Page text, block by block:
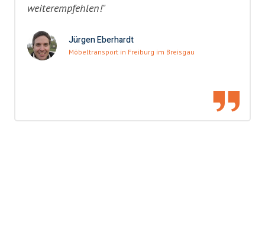
weiterempfehlen!"
Jürgen Eberhardt
Möbeltransport in Freiburg im Breisgau